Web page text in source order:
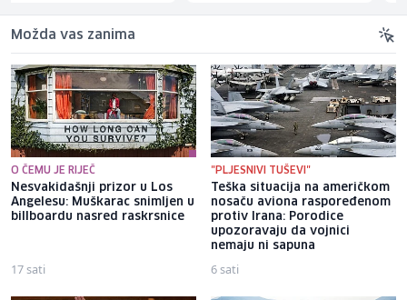
Možda vas zanima
O ČEMU JE RIJEČ
Nesvakidašnji prizor u Los
Angelesu: Muškarac snimljen u
billboardu nasred raskrsnice
17 sati
"PLJESNIVI TUŠEVI"
Teška situacija na američkom
nosaču aviona raspoređenom
protiv Irana: Porodice
upozoravaju da vojnici
nemaju ni sapuna
6 sati